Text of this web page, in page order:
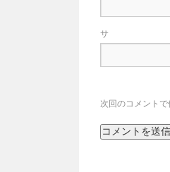
次回のコメント